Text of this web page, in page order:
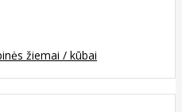
žiemai / kūbai